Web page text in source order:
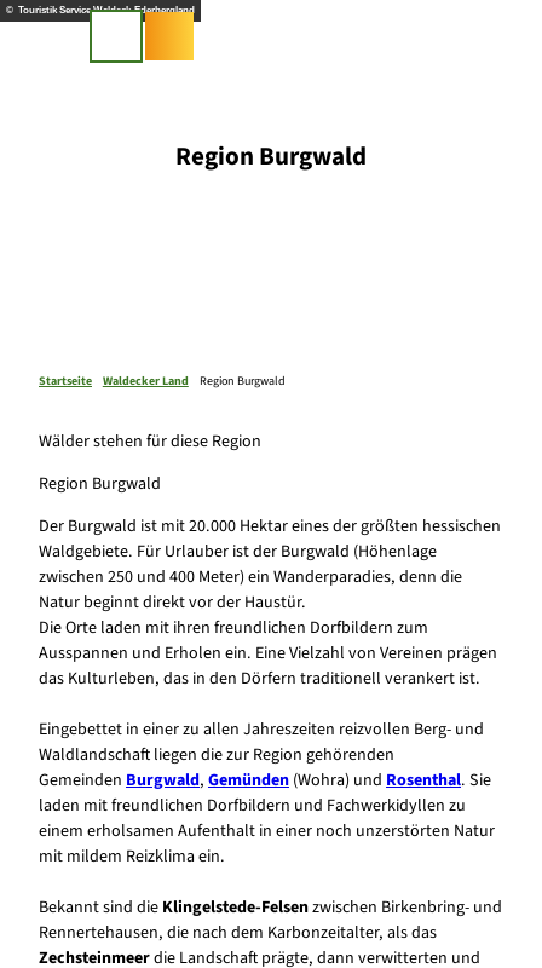
Z© Touristik Service Waldeck-Ederbergland
Region Burgwald
Startseite Waldecker Land Region Burgwald
Wälder stehen für diese Region
Region Burgwald
Der Burgwald ist mit 20.000 Hektar eines der größten hessischen
Waldgebiete. Für Urlauber ist der Burgwald (Höhenlage
zwischen 250 und 400 Meter) ein Wanderparadies, denn die
Natur beginnt direkt vor der Haustür.
Die Orte laden mit ihren freundlichen Dorfbildern zum
Ausspannen und Erholen ein. Eine Vielzahl von Vereinen prägen
das Kulturleben, das in den Dörfern traditionell verankert ist.
Eingebettet in einer zu allen Jahreszeiten reizvollen Berg- und
Waldlandschaft liegen die zur Region gehörenden
Gemeinden Burgwald, Gemünden (Wohra) und Rosenthal. Sie
laden mit freundlichen Dorfbildern und Fachwerkidyllen zu
einem erholsamen Aufenthalt in einer noch unzerstörten Natur
mit mildem Reizklima ein.
Bekannt sind die Klingelstede-Felsenzwischen Birkenbring- und
Rennertehausen, die nach dem Karbonzeitalter, als das
Zechsteinmeerdie Landschaft prägte, dann verwitterten und